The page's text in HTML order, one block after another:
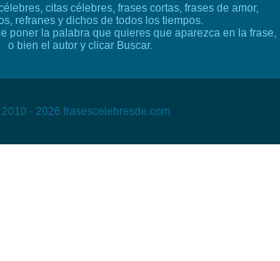
citas célebres, frases cortas, frases de amor,
refranes y dichos de todos los tiempos.
poner la palabra que quieres que aparezca en la frase,
o bien el autor y clicar Buscar.
- 2026 frasescelebresde.com